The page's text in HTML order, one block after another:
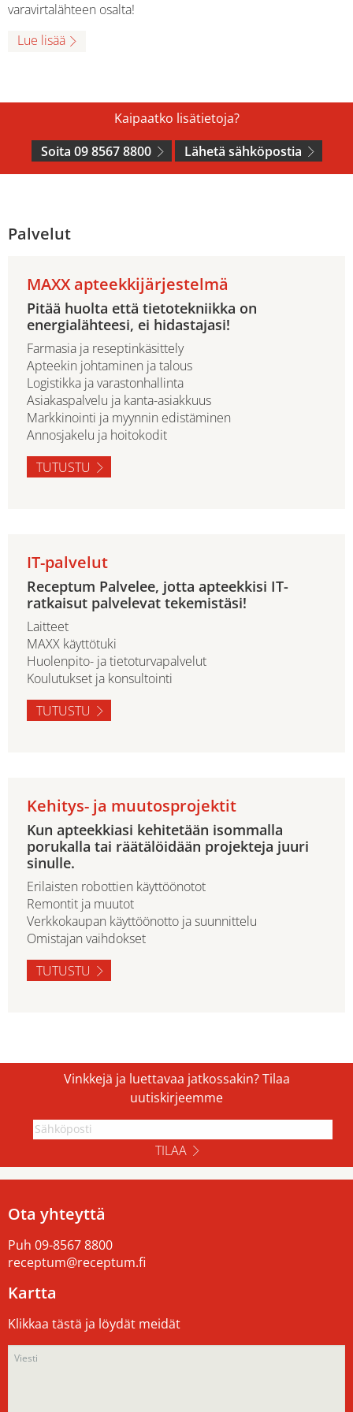
varavirtalähteen osalta!
Lue lisää
Kaipaatko lisätietoja?
Soita 09 8567 8800
Lähetä sähköpostia
Palvelut
MAXX apteekkijärjestelmä
Pitää huolta että tietotekniikka on
energialähteesi, ei hidastajasi!
Farmasia ja reseptinkäsittely
Apteekin johtaminen ja talous
Logistikka ja varastonhallinta
Asiakaspalvelu ja kanta-asiakkuus
Markkinointi ja myynnin edistäminen
Annosjakelu ja hoitokodit
TUTUSTU
IT-palvelut
Receptum Palvelee, jotta apteekkisi IT-
ratkaisut palvelevat tekemistäsi!
Laitteet
MAXX käyttötuki
Huolenpito- ja tietoturvapalvelut
Koulutukset ja konsultointi
TUTUSTU
Kehitys- ja muutosprojektit
Kun apteekkiasi kehitetään isommalla
porukalla tai räätälöidään projekteja juuri
sinulle.
Erilaisten robottien käyttöönotot
Remontit ja muutot
Verkkokaupan käyttöönotto ja suunnittelu
Omistajan vaihdokset
TUTUSTU
Vinkkejä ja luettavaa jatkossakin? Tilaa
uutiskirjeemme
TILAA
Ota yhteyttä
Puh 09-8567 8800
receptum@receptum.fi
Kartta
Klikkaa tästä ja löydät meidät